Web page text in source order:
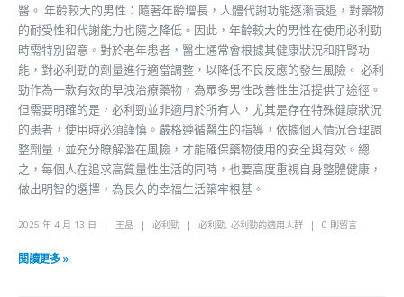
醫。 年齡較大的男性：隨著年齡增長，人體代謝功能逐漸衰退，對藥物
的耐受性和代謝能力也隨之降低。因此，年齡較大的男性在使用必利勁
時需特別留意。對於老年患者，醫生通常會根據其健康狀況和肝腎功
能，對必利勁的劑量進行適當調整，以降低不良反應的發生風險。 必利
勁作為一款有效的早洩治療藥物，為眾多男性改善性生活提供了途徑。
但需要明確的是，必利勁並非適用於所有人，尤其是存在特殊健康狀況
的患者，使用時必須謹慎。嚴格遵循醫生的指導，依據個人情況合理調
整劑量，並充分瞭解潛在風險，才能確保藥物使用的安全與有效。總
之，每個人在追求高質量性生活的同時，也要高度重視自身整體健康，
做出明智的選擇，為長久的幸福生活築牢根基。
2025 年 4 月 13 日 王晶 必利勁 必利勁, 必利勁的適用人群 0 則留言
閱讀更多 »